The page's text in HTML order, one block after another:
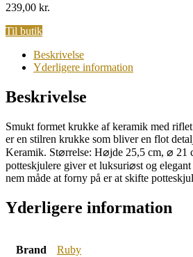
239,00 kr.
Til butik
Beskrivelse
Yderligere information
Beskrivelse
Smukt formet krukke af keramik med
er en stilren krukke som bliver en flot
Keramik. St⌀rrelse: H⌀jde 25,5 cm, ⌀ 21
potteskjulere giver et luksuri⌀st og
nem måde at forny på er at skifte
Yderligere information
Brand Ruby